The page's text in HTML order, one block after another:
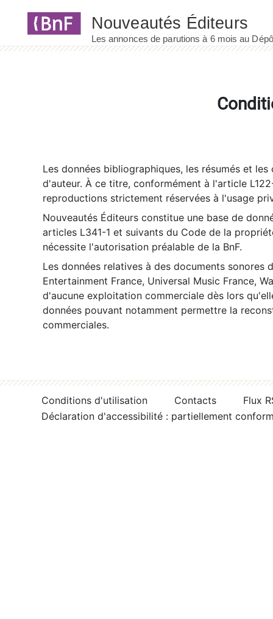
Les données bibliographiques, les résumés et
d'auteur. À ce titre, conformément à l'article
reproductions strictement réservées à l'usage
Nouveautés Éditeurs constitue une base de
articles L341-1 et suivants du Code de la
nécessite l'autorisation préalable de la BnF.
Les données relatives à des documents sonores
Entertainment France, Universal Music France,
d'aucune exploitation commerciale dès lors
données pouvant notamment permettre la
commerciales.
Conditions d'utilisation Contacts
Flux
Déclaration d'accessibilité : partiellement